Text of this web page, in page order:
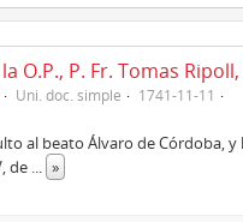
O.P., P. Fr. Tomas
Uni. doc. simple
1741-11-11
al beato Álvaro de Córdoba,
de ... »